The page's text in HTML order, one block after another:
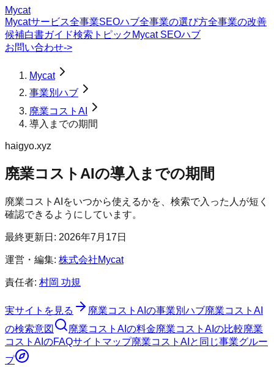
Mycat
Mycatサービス全事業SEOハブ全事業の選び方全事業の改善
候補白書ガイド検索トピック Mycat SEOハブ
お問い合わせ->
Mycat
事業別ハブ
廃業コストAI
導入までの期間
haigyo.xyz
廃業コストAIの導入までの期間
廃業コストAIをいつから使えるかを、検索で入った人が短く
確認できるようにしています。
最終更新日: 2026年7月17日
運営・編集: 株式会社Mycat
責任者: 村岡 功規
実サイトを見る 廃業コストAI の事業別ハブ廃業コストAI
の検索意図
廃業コストAI の料金廃業コストAI の比較廃業
コストAI のFAQサイトマップ廃業コストAI と同じ事業グルー
プ